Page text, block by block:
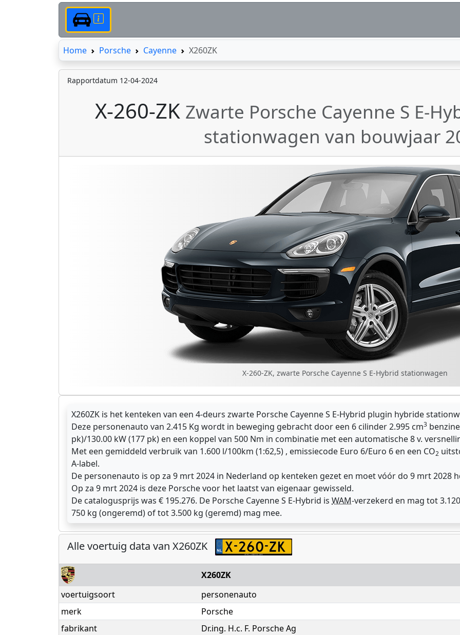
HomeHomePorsche Cayenne X260ZK
Rapportdatum 12-04-2024
X-260-ZK Zwarte Porsche Cayenne S E-
stationwagen van bouwjaar
X-260-ZK, zwarte Porsche Cayenne S E-Hybrid stationwagen
X260ZK is het kenteken van een 4-deurs zwarte Porsche Cayenne S E-Hybrid plugin hybride
Deze personenauto van 2.415 Kg wordt in beweging gebracht door een 6 cilinder 2.995 cm3
pk)/130.00 kW (177 pk) en een koppel van 500 Nm in combinatie met een automatische 8 v.
Met een gemiddeld verbruik van 1.600 l/100km (1:62,5) , emissiecode Euro 6/Euro 6 en een CO2
A-label.
De personenauto is op za 9 mrt 2024 in Nederland op kenteken gezet en moet vóór do 9 mrt 2028
Op za 9 mrt 2024 is deze Porsche voor het laatst van eigenaar gewisseld.
De catalogusprijs was € 195.276. De Porsche Cayenne S E-Hybrid is WAM-verzekerd en mag tot
750 kg (ongeremd) of tot 3.500 kg (geremd) mag mee.
Alle voertuig data van X260ZK
X260ZK
voertuigsoort
personenauto
merk
Porsche
fabrikant
Dr.ing. H.c. F. Porsche Ag